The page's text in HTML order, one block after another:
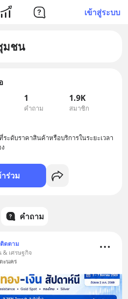
เข้าสู่ระบบ
มชน
1
คำถาม
1.9K
สมาชิก
ระดับราคาสินค้าหรือบริการในระยะเวลา
าร่วม
คำถาม
ติดตาม
& เศรษฐกิจ
ะนคร